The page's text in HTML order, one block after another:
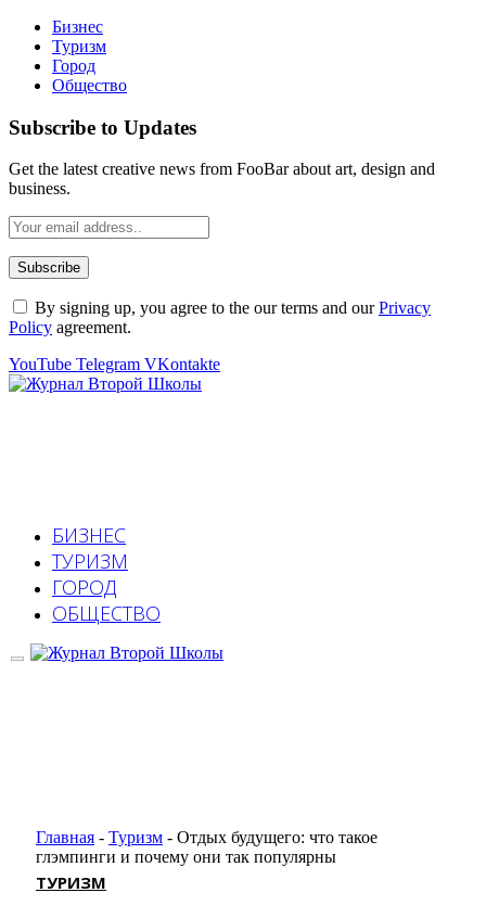
Бизнес
Туризм
Город
Общество
Subscribe to Updates
Get the latest creative news from FooBar about art, design and
business.
By signing up, you agree to the our terms and ourPrivacy
Policy agreement.
YouTube Telegram VKontakte
БИЗНЕС
ТУРИЗМ
ГОРОД
ОБЩЕСТВО
Главная - Туризм - Отдых будущего: что такое
глэмпинги и почему они так популярны
ТУРИЗМ